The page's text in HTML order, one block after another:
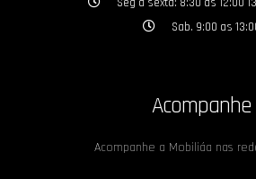
Sab. 9:00 as
Acompanhe
Acompanhe a Mobiliáa nas